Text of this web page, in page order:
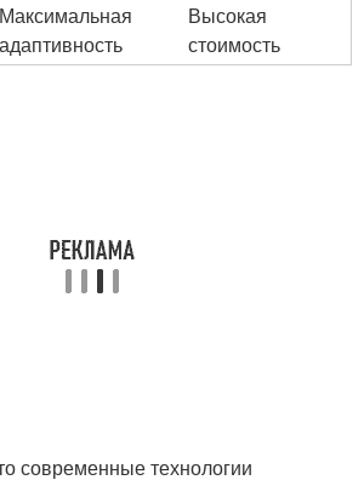
Максимальная
адаптивность
Высокая
стоимость
современные технологии